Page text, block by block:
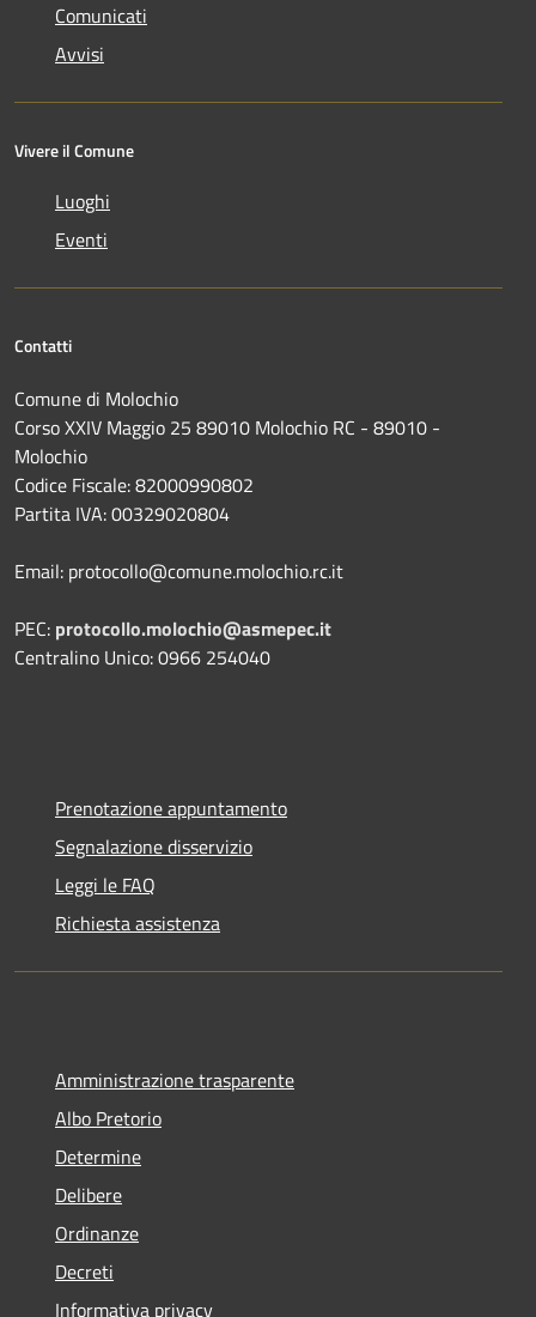
Comunicati
Avvisi
Vivere il Comune
Luoghi
Eventi
Contatti
Comune di Molochio
Corso XXIV Maggio 25 89010 Molochio RC - 89010 -
Molochio
Codice Fiscale: 82000990802
Partita IVA: 00329020804
Email: protocollo@comune.molochio.rc.it
PEC: protocollo.molochio@asmepec.it
Centralino Unico: 0966 254040
Prenotazione appuntamento
Segnalazione disservizio
Leggi le FAQ
Richiesta assistenza
Amministrazione trasparente
Albo Pretorio
Determine
Delibere
Ordinanze
Decreti
Informativa privacy